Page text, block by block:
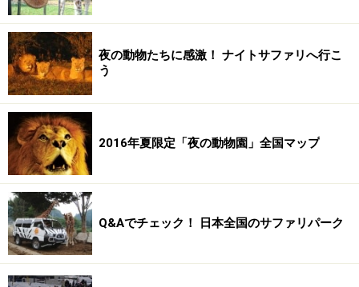
夜の動物たちに感激！ ナイトサファリへ行こ
う
2016年夏限定「夜の動物園」全国マップ
Q&Aでチェック！ 日本全国のサファリパーク